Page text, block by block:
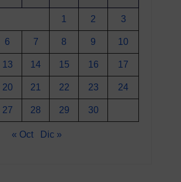
1 2 3
6 7 8 9 10
13 14 15 16 17
20 21 22 23 24
27 28 29 30
« Oct Dic »